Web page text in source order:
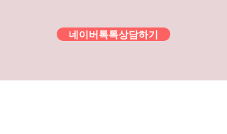
네이버톡톡상담하기